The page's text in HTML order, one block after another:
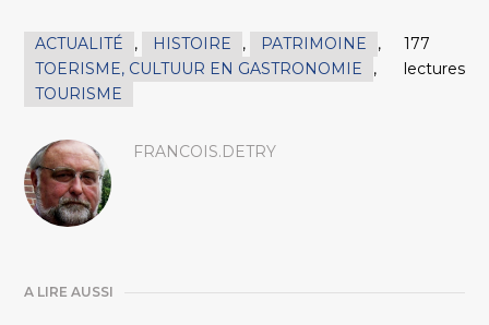
ACTUALITÉ , HISTOIRE , PATRIMOINE
,
TOERISME, CULTUUR EN GASTRONOMIE
,
TOURISME
177
lectures
FRANCOIS.DETRY
A LIRE AUSSI